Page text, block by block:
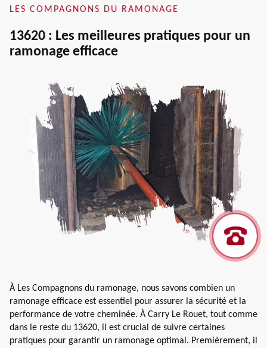
LES COMPAGNONS DU RAMONAGE
13620 : Les meilleures pratiques pour un
ramonage efficace
À Les Compagnons du ramonage, nous savons combien un
ramonage efficace est essentiel pour assurer la sécurité et la
performance de votre cheminée. À Carry Le Rouet, tout comme
dans le reste du 13620, il est crucial de suivre certaines
pratiques pour garantir un ramonage optimal. Premièrement, il